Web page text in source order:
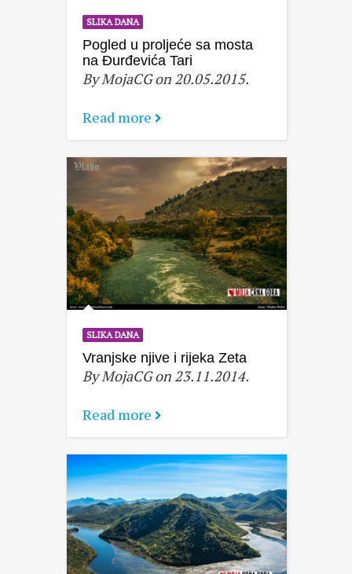
SLIKA DANA
Pogled u proljeće sa mosta
na Đurđevića Tari
By MojaCG on 20.05.2015.
Read more
SLIKA DANA
Vranjske njive i rijeka Zeta
By MojaCG on 23.11.2014.
Read more